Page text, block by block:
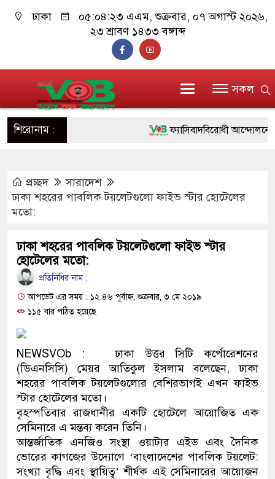
ঢাকা ০৫:০৪:২৪ এএম, শুক্রবার, ০৭ অগাস্ট ২০২৬,
২৩ শ্রাবণ ১৪৩৩ বঙ্গাব্দ
সকল
শিরোনাম : ফ্যাসিবাদবিরোধী আন্দোলনে
২৮ লাখ টাকার জাল নোটসহ
থানা পুলিশ
যেকোনো সময় বেনজীরের
নেতৃত্ব ও গণতন্ত্রের মূর্তমান
যে ভাবে ডেভিড ইমনের কাছে
প্রচ্ছদ
সারাদেশ
ঢাকা শহরের পাবলিক টয়লেটগুলো ফাইভ স্টার হোটেলের
মতো:
ঢাকা শহরের পাবলিক টয়লেটগুলো ফাইভ স্টার
হোটেলের মতো:
প্রতিনিধির নাম :
আপডেট এর সময় : ১২:৪৬ পূর্বাহ্ন, শুক্রবার, ৩ মে ২০১৯
১১৫ বার পঠিত হয়েছে
NEWSVOb : ঢাকা উত্তর সিটি কর্পোরেশনের
(ডিএনসিসি) মেয়র আতিকুল ইসলাম বলেছেন, ঢাকা
শহরের পাবলিক টয়লেটগুলোর বেশিরভাগই এখন ফাইভ
স্টার হোটেলের মতো।
বৃহস্পতিবার রাজধানীর একটি হোটেলে আয়োজিত এক
সেমিনারে এ মন্তব্য করেন তিনি।
আন্তর্জাতিক এনজিও সংস্থা ওয়াটার এইড এবং দৈনিক
ভোরের কাগজের উদ্যোগে ‘বাংলাদেশের পাবলিক টয়লেট:
সংখ্যা বৃদ্ধি এবং স্থায়িত্ব’ শীর্ষক এই সেমিনারের আয়োজন